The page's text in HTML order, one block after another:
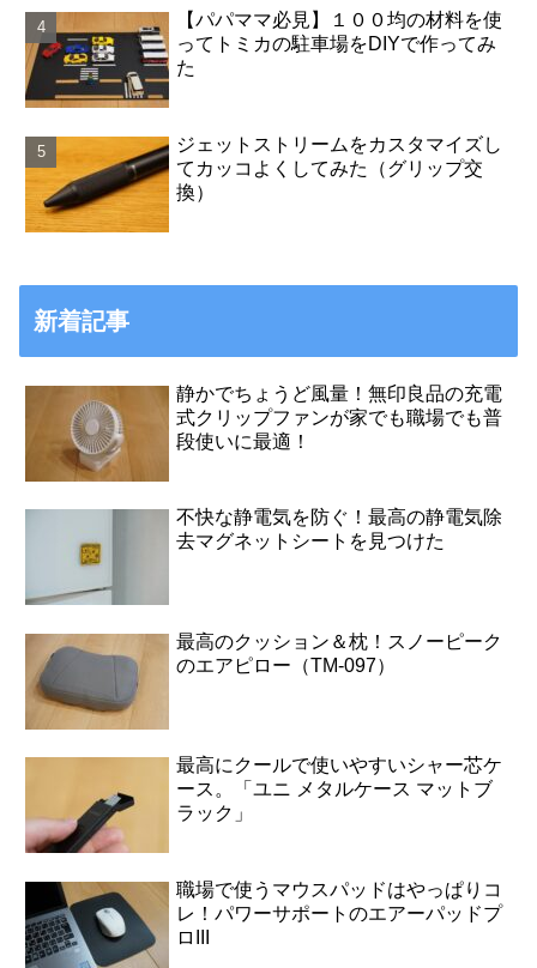
【パパママ必見】１００均の材料を使
ってトミカの駐車場をDIYで作ってみ
た
ジェットストリームをカスタマイズし
てカッコよくしてみた（グリップ交
換）
新着記事
静かでちょうど風量！無印良品の充電
式クリップファンが家でも職場でも普
段使いに最適！
不快な静電気を防ぐ！最高の静電気除
去マグネットシートを見つけた
最高のクッション＆枕！スノーピーク
のエアピロー（TM-097）
最高にクールで使いやすいシャー芯ケ
ース。「ユニ メタルケース マットブ
ラック」
職場で使うマウスパッドはやっぱりコ
レ！パワーサポートのエアーパッドプ
ロIII